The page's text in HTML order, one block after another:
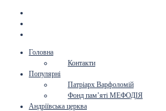
Головна
Контакти
Популярні
Патріарх Варфоломій
Фонд пам’яті МЕФОДІЯ
Андріївська церква